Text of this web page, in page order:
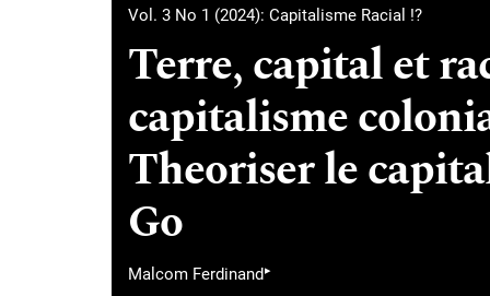
Vol. 3 No 1 (2024): Capitalisme Racial !?
Terre, capital et
capitalisme
Theoriser le
Go
Malcom Ferdinand▸